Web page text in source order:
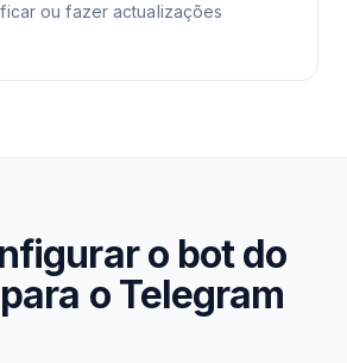
ou fazer actualizações
o bot do
o Telegram